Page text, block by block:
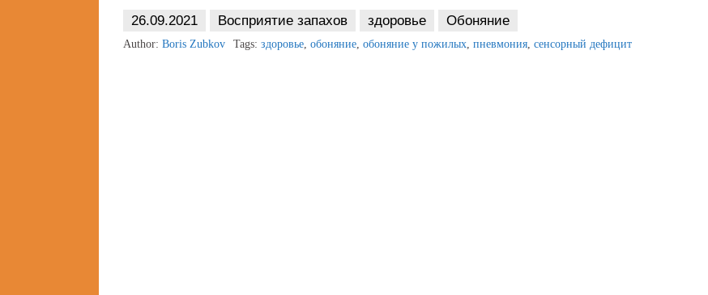
26.09.2021 Восприятие запахов здоровье Обоняние
Author: Boris Zubkov Tags: здоровье, обоняние, обоняние у пожилых, пневмония, сенсорный дефицит